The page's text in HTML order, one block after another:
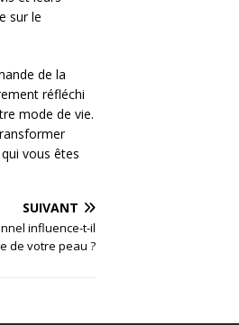
sur le
de la
réfléchi
mode de vie.
vous êtes
SUIVANT
influence-t-il
de votre peau ?